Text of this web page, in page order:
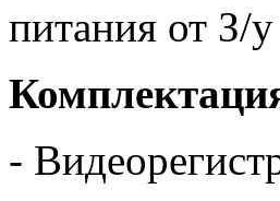
питания от З/у
-